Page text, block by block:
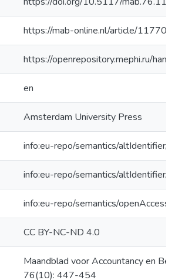
https://mab-online.nl/article/11770/
https://openrepository.mephi.ru/
en
Amsterdam University Press
info:eu-repo/semantics/
info:eu-repo/semantics/
info:eu-repo/semantics/openAccess
CC BY-NC-ND 4.0
Maandblad voor Accountancy en
76(10): 447-454